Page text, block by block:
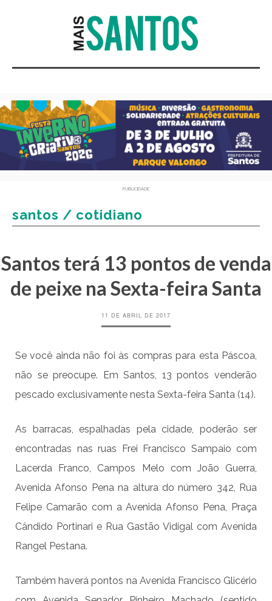
PUBLICIDADE
santos / cotidiano
Santos terá 13 pontos de venda
de peixe na Sexta-feira Santa
11 DE ABRIL DE 2017
Se você ainda não foi às compras para esta Páscoa,
não se preocupe. Em Santos, 13 pontos venderão
pescado exclusivamente nesta Sexta-feira Santa (14).
As barracas, espalhadas pela cidade, poderão ser
encontradas nas ruas Frei Francisco Sampaio com
Lacerda Franco, Campos Melo com João Guerra,
Avenida Afonso Pena na altura do número 342, Rua
Felipe Camarão com a Avenida Afonso Pena, Praça
Cândido Portinari e Rua Gastão Vidigal com Avenida
Rangel Pestana.
Também haverá pontos na Avenida Francisco Glicério